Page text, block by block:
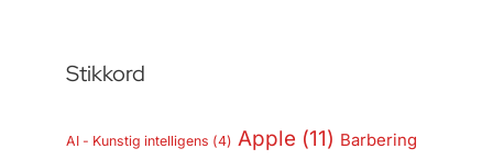
Stikkord
AI - Kunstig intelligens (4) Apple (11) Barbering